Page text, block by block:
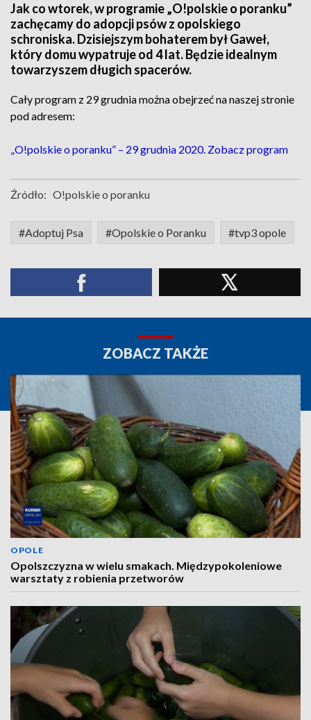
Jak co wtorek, w programie „O!polskie o poranku”
zachęcamy do adopcji psów z opolskiego
schroniska. Dzisiejszym bohaterem był Gaweł,
który domu wypatruje od 4 lat. Będzie idealnym
towarzyszem długich spacerów.
Cały program z 29 grudnia można obejrzeć na naszej stronie
pod adresem:
„O!polskie o poranku” – 29 grudnia 2020. Zobacz program
Źródło: O!polskie o poranku
#Adoptuj Psa #Opolskie o Poranku #tvp3 opole
ZOBACZ TAKŻE
OPOLE
Opolszczyzna w wielu smakach. Międzypokoleniowe
warsztaty z robienia przetworów